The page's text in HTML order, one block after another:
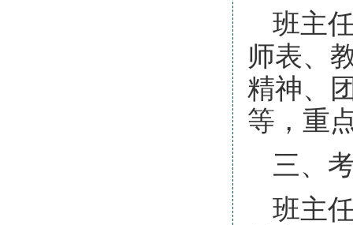
班主
师表、
精神、
等，重
三、
班主